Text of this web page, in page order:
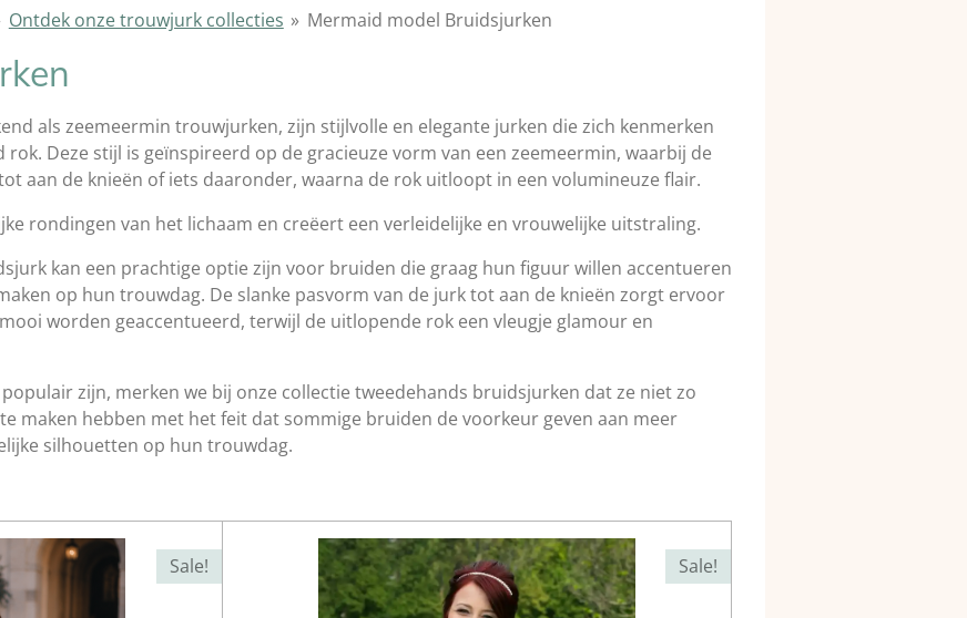
Ontdek onze trouwjurk collecties » Mermaid model Bruidsjurken
als zeemeermin trouwjurken, zijn stijlvolle en elegante jurken die zich kenmerken
Deze stijl is geïnspireerd op de gracieuze vorm van een zeemeermin, waarbij de
aan de knieën of iets daaronder, waarna de rok uitloopt in een volumineuze flair.
rondingen van het lichaam en creëert een verleidelijke en vrouwelijke uitstraling.
kan een prachtige optie zijn voor bruiden die graag hun figuur willen accentueren
op hun trouwdag. De slanke pasvorm van de jurk tot aan de knieën zorgt ervoor
worden geaccentueerd, terwijl de uitlopende rok een vleugje glamour en
zijn, merken we bij onze collectie tweedehands bruidsjurken dat ze niet zo
maken hebben met het feit dat sommige bruiden de voorkeur geven aan meer
silhouetten op hun trouwdag.
Sale! Sale!